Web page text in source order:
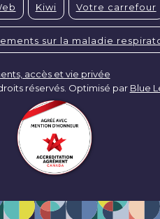
Kiwi Votre carrefour
sur la maladie
accès et vie privée
réservés. Optimisé par Blue